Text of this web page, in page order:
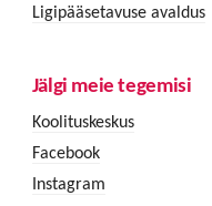
Ligipääsetavuse avaldus
Jälgi meie tegemisi
Koolituskeskus
Facebook
Instagram